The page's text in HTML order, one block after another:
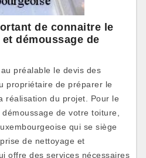
de connaitre le
démoussage de
préalable le devis des
propriétaire de préparer le
réalisation du projet. Pour le
de votre toiture,
qui se siège
de nettoyage et
offre des services nécessaires